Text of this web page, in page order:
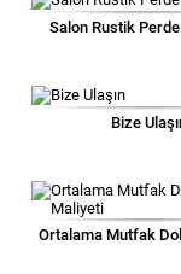
Salon Rustik
Bize
Ortalama Mutfak